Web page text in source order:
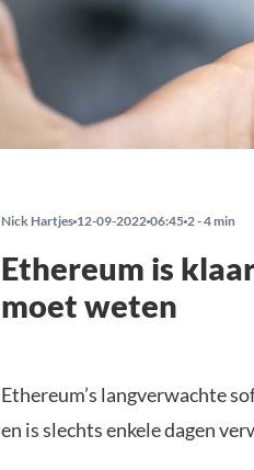
Nick Hartjes 12-09-2022 06:45 2 - 4 min
Ethereum is
moet weten
Ethereum’s langverwachte
en is slechts enkele dagen